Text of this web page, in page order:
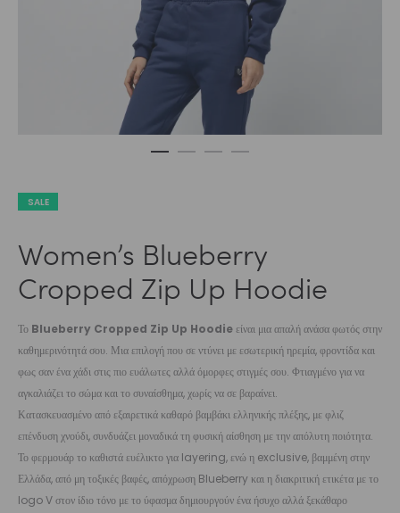
SALE
Women’s Blueberry
Cropped Zip Up Hoodie
Το Blueberry Cropped Zip Up Hoodieείναι μια απαλή ανάσα φωτός στην
καθημερινότητά σου. Μια επιλογή που σε ντύνει με εσωτερική ηρεμία, φροντίδα και
φως σαν ένα χάδι στις πιο ευάλωτες αλλά όμορφες στιγμές σου. Φτιαγμένο για να
αγκαλιάζει το σώμα και το συναίσθημα, χωρίς να σε βαραίνει.
Κατασκευασμένο από εξαιρετικά καθαρό βαμβάκι ελληνικής πλέξης, με φλιζ
επένδυση χνούδι, συνδυάζει μοναδικά τη φυσική αίσθηση με την απόλυτη ποιότητα.
Το φερμουάρ το καθιστά ευέλικτο για layering, ενώ η exclusive, βαμμένη στην
Ελλάδα, από μη τοξικές βαφές, απόχρωση Blueberry και η διακριτική ετικέτα με το
logo V στον ίδιο τόνο με το ύφασμα δημιουργούν ένα ήσυχο αλλά ξεκάθαρο